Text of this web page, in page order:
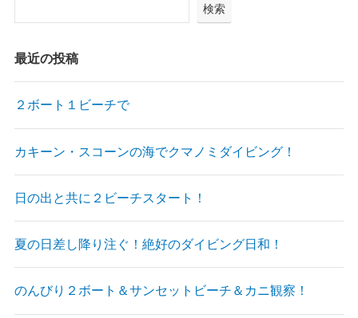
検索
最近の投稿
２ボート１ビーチで
カキーン・スコーンの海でクマノミダイビング！
日の出と共に２ビーチスタート！
夏の日差し降り注ぐ！絶好のダイビング日和！
のんびり２ボート＆サンセットビーチ＆カニ観察！